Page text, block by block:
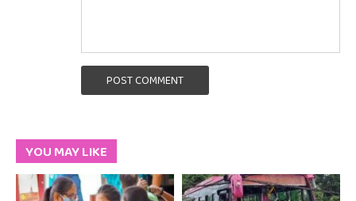
POST COMMENT
YOU MAY LIKE